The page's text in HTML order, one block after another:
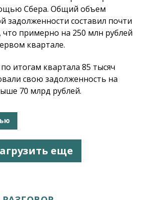
Сбера. Общий объем
задолженности составил почти
что примерно на 250 млн рублей
квартале.
итогам квартала 85 тысяч
свою задолженность на
70 млрд рублей.
еще